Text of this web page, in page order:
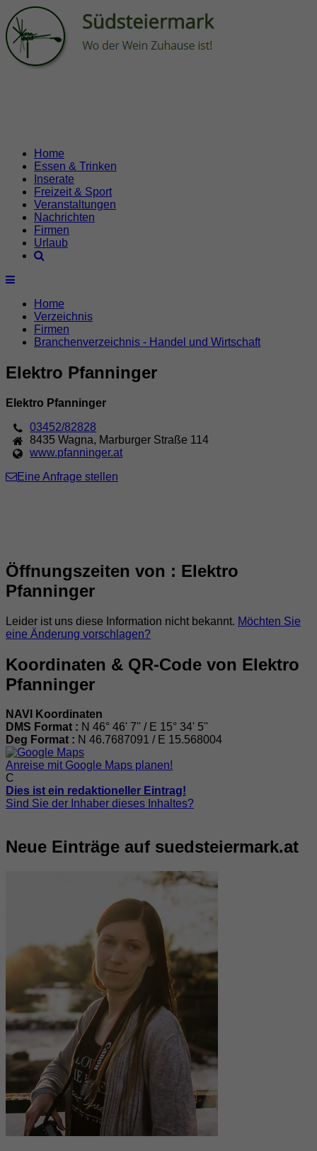
Home
Essen & Trinken
Inserate
Freizeit & Sport
Veranstaltungen
Nachrichten
Firmen
Urlaub
Home
Verzeichnis
Firmen
Branchenverzeichnis - Handel und Wirtschaft
Elektro Pfanninger
Elektro Pfanninger
03452/82828
8435 Wagna, Marburger Straße 114
www.pfanninger.at
Eine Anfrage stellen
Öffnungszeiten von : Elektro
Pfanninger
Leider ist uns diese Information nicht bekannt. Möchten Sie
eine Änderung vorschlagen?
Koordinaten & QR-Code von Elektro
Pfanninger
NAVI Koordinaten
DMS Format : N 46° 46' 7'' / E 15° 34' 5''
Deg Format : N 46.7687091 / E 15.568004
Anreise mit Google Maps planen!
C
Dies ist ein redaktioneller Eintrag!
Sind Sie der Inhaber dieses Inhaltes?
Neue Einträge auf suedsteiermark.at